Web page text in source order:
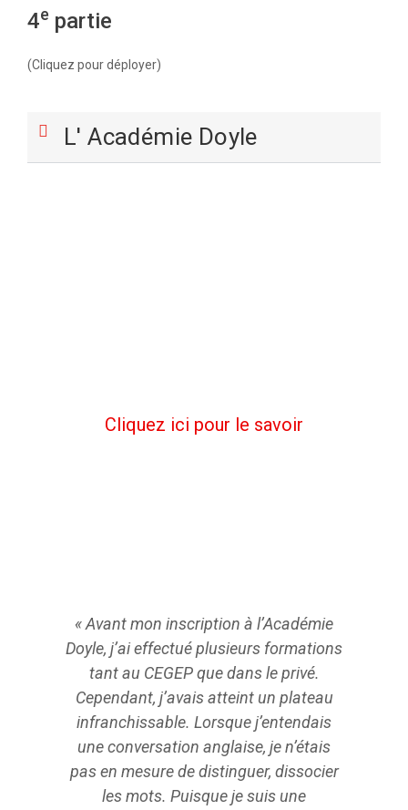
4e partie
(Cliquez pour déployer)
L' Académie Doyle
Cliquez ici pour le savoir
« Avant mon inscription à l’Académie
Doyle, j’ai effectué plusieurs formations
tant au CEGEP que dans le privé.
Cependant, j’avais atteint un plateau
infranchissable. Lorsque j’entendais
une conversation anglaise, je n’étais
pas en mesure de distinguer, dissocier
les mots. Puisque je suis une